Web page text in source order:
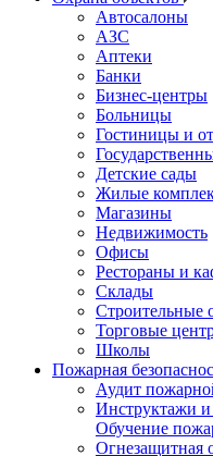
Автосалоны
АЗС
Аптеки
Банки
Бизнес-центры
Больницы
Гостиницы и
Детские сады
Жилые
Магазины
Недвижимость
Офисы
Рестораны и
Склады
Строительные
Торговые
Школы
Пожарная
Аудит
Инструктажи и
Обучение
Огнезащитная